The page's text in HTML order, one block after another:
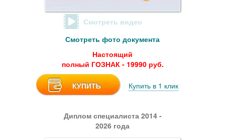
Смотреть видео
Смотреть фото документа
Настоящий
полный ГОЗНАК - 19990 руб.
КУПИТЬ Купить в 1 клик
Диплом специалиста 2014 -
2026 года